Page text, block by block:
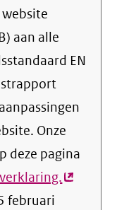
aan alle
EN
Onze
deze pagina
(externe
februari